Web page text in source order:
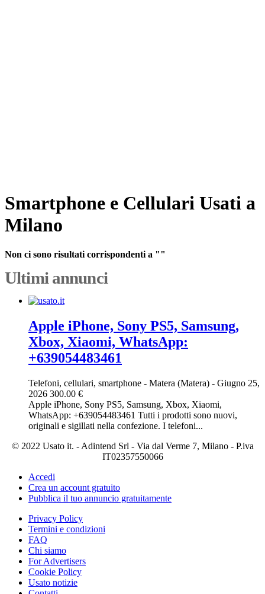
Smartphone e Cellulari Usati a
Milano
Non ci sono risultati corrispondenti a ""
Ultimi annunci
Apple iPhone, Sony PS5, Samsung,
Xbox, Xiaomi, WhatsApp:
+639054483461
Telefoni, cellulari, smartphone - Matera (Matera) - Giugno 25,
2026 300.00 €
Apple iPhone, Sony PS5, Samsung, Xbox, Xiaomi,
WhatsApp: +639054483461 Tutti i prodotti sono nuovi,
originali e sigillati nella confezione. I telefoni...
© 2022 Usato it. - Adintend Srl - Via dal Verme 7, Milano - P.iva
IT02357550066
Accedi
Crea un account gratuito
Pubblica il tuo annuncio gratuitamente
Privacy Policy
Termini e condizioni
FAQ
Chi siamo
For Advertisers
Cookie Policy
Usato notizie